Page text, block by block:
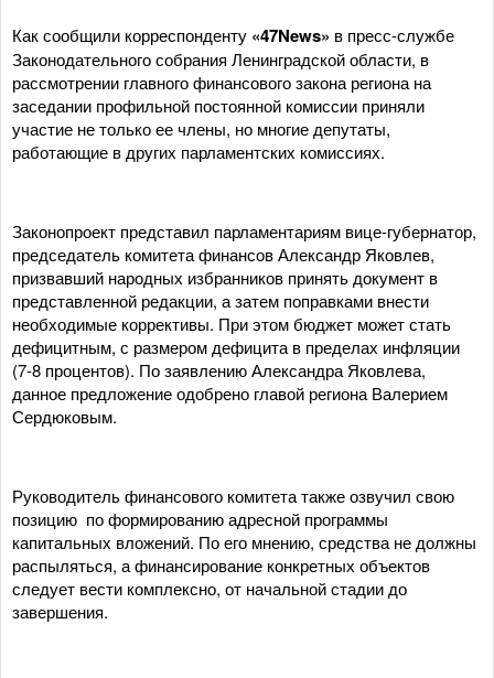
Как сообщили корреспонденту «47News» в пресс-службе
Законодательного собрания Ленинградской области, в
рассмотрении главного финансового закона региона на
заседании профильной постоянной комиссии приняли
участие не только ее члены, но многие депутаты,
работающие в других парламентских комиссиях.
Законопроект представил парламентариям вице-губернатор,
председатель комитета финансов Александр Яковлев,
призвавший народных избранников принять документ в
представленной редакции, а затем поправками внести
необходимые коррективы. При этом бюджет может стать
дефицитным, с размером дефицита в пределах инфляции
(7-8 процентов). По заявлению Александра Яковлева,
данное предложение одобрено главой региона Валерием
Сердюковым.
Руководитель финансового комитета также озвучил свою
позицию по формированию адресной программы
капитальных вложений. По его мнению, средства не должны
распыляться, а финансирование конкретных объектов
следует вести комплексно, от начальной стадии до
завершения.